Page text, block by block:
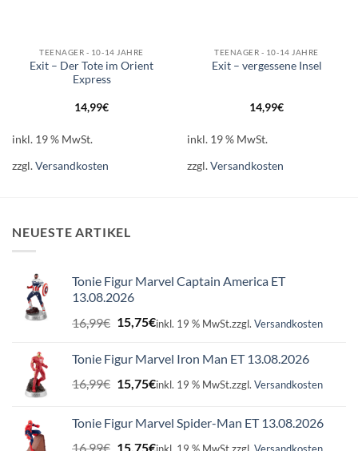
TEENAGER - 10-14 JAHRE
Exit – Der Tote im Orient
Express
14,99€
inkl. 19 % MwSt.
zzgl.Versandkosten
TEENAGER - 10-14 JAHRE
Exit – vergessene Insel
14,99€
inkl. 19 % MwSt.
zzgl.Versandkosten
NEUESTE ARTIKEL
Tonie Figur Marvel Captain America ET
13.08.2026
16,99€ Ursprünglicher
16,99€
15,75€Aktueller
15,75€.
inkl. 19 % MwSt.zzgl. Versandkosten
Tonie Figur Marvel Iron Man ET 13.08.2026
16,99€ Ursprünglicher
Preis
16,99€
15,75€Aktueller
15,75€.
inkl. 19 % MwSt.zzgl. Versandkosten
Tonie Figur Marvel Spider-Man ET 13.08.2026
16,99€ Ursprünglicher
15,75€Aktueller